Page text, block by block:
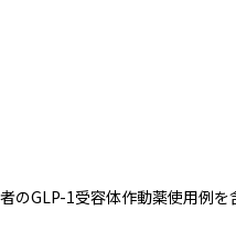
のGLP-1受容体作動薬使用例